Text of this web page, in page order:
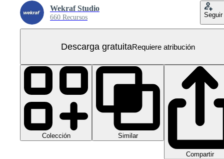
Wekraf Studio
660 Recursos Seguir
Descarga gratuitaRequiere atribución
Colección Similar
Compartir